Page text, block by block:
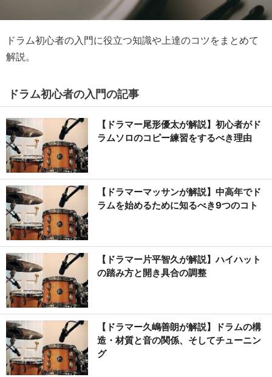
ドラム初心者の入門に役立つ知識や上達のコツをまとめて
解説。
ドラム初心者の入門の記事
【ドラマー尾形優太が解説】初心者がド
ラムソロのコピー練習をするべき理由
【ドラマーマッサンが解説】中高年でド
ラムを始めるために知るべき9つのコト
【ドラマー片平智久が解説】ハイハット
の踏み方と開き具合の調整
【ドラマー久嶋善朗が解説】ドラムの構
造・材質と音の関係、そしてチューニン
グ